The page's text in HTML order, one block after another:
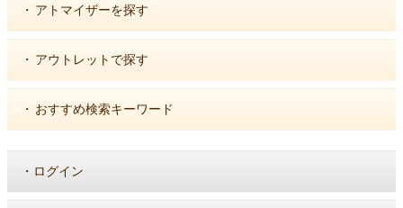
・ アトマイザーを探す
・ アウトレットで探す
・ おすすめ検索キーワード
・ ログイン